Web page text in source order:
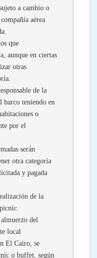
a cambio o
aérea
que
aunque en ciertas
otras
de la
barco teniendo en
o
por el
serán
otra categoría
y pagada
de la
del
local
El Cairo, se
o buffet, según